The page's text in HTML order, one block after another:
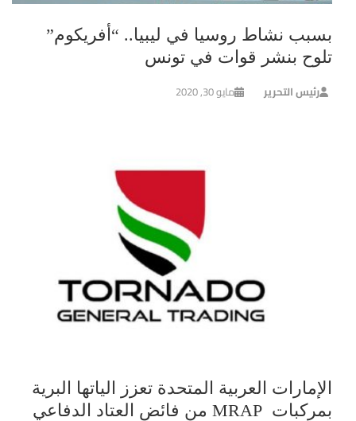
بسبب نشاط روسيا في ليبيا.. “أفريكوم”
تلوح بنشر قوات في تونس
رئيس التحرير مايو 30, 2020
الإمارات العربية المتحدة تعزز الياتها البرية
بمركبات MRAP من فائض العتاد الدفاعي